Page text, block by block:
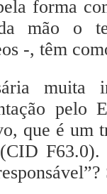
forma
mão o
-, têm
muita
pelo
que é um
F63.0).